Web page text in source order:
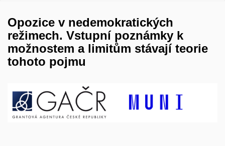
Opozice v nedemokratických
režimech. Vstupní poznámky k
možnostem a limitům stávají teorie
tohoto pojmu